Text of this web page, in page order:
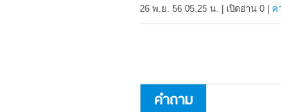
26 พ.ย. 56 05.25 น. เปิดอ่าน 0 ค
คำถาม